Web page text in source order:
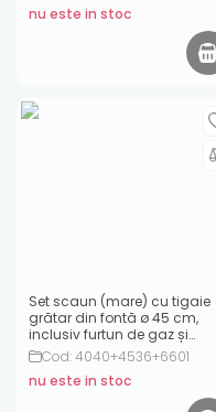
nu este in stoc
Set scaun (mare) cu tigaie
grătar din fontă ø 45 cm,
inclusiv furtun de gaz și
regulator
Cod: 4040+4536+6601
nu este in stoc